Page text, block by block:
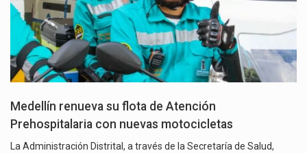
Medellín renueva su flota de Atención
Prehospitalaria con nuevas motocicletas
La Administración Distrital, a través de la Secretaría de Salud,